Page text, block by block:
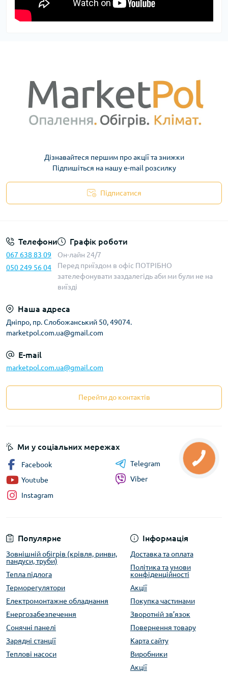
Дізнавайтеся першим про акції та знижки
Підпишіться на нашу e-mail розсилку
Підписатися
Телефони
067 638 83 09
050 249 56 04
Графік роботи
Он-лайн 24/7
Перед приїздом в офіс ПОТРІБНО
зателефонувати заздалегідь аби ми були не на
виїзді
Наша адреса
Дніпро, пр. Слобожанський 50, 49074.
marketpol.com.ua@gmail.com
E-mail
marketpol.com.ua@gmail.com
Перейти до контактів
Популярне
Зовнішній обігрів (крівля, ринви,
пандуси, труби)
Тепла підлога
Терморегулятори
Електромонтажне обладнання
Енергозабезпечення
Сонячні панелі
Зарядні станції
Теплові насоси
Інформація
Доставка та оплата
Політика та умови
конфіденційності
Акції
Покупка частинами
Зворотній зв’язок
Повернення товару
Карта сайту
Виробники
Акції
Ми у соціальних мережах
Facebook
Youtube
Instagram
Telegram
Viber